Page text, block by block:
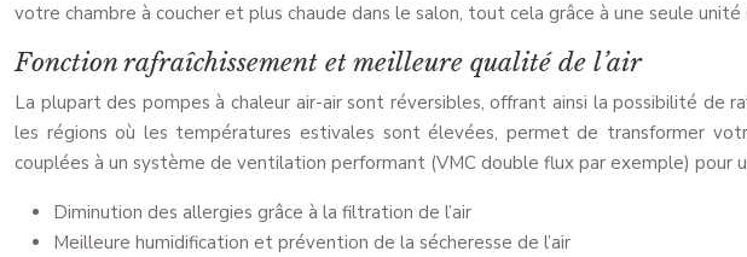
votre chambre à coucher et plus chaude dans le salon, tout cela grâce à une seule
Fonction rafraîchissement et meilleure qualité de l’air
La plupart des pompes à chaleur air-air sont réversibles, offrant ainsi la possibilité
les régions où les températures estivales sont élevées, permet de transformer
couplées à un système de ventilation performant (VMC double flux par exemple) pour
Diminution des allergies grâce à la filtration de l’air
Meilleure humidification et prévention de la sécheresse de l’air